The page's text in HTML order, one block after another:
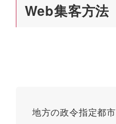
Web集客方法
地方の政令指定都